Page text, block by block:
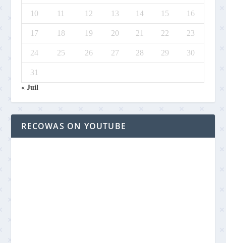
10 11 12 13 14 15 16
17 18 19 20 21 22 23
24 25 26 27 28 29 30
31
« Juil
RECOWAS ON YOUTUBE